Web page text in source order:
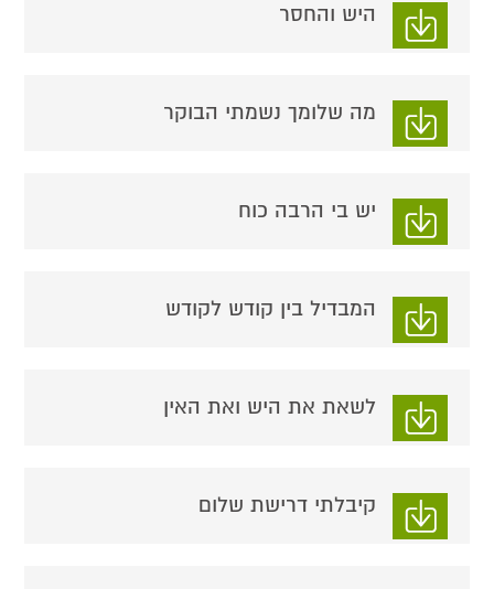
היש והחסר
מה שלומך נשמתי הבוקר
יש בי הרבה כוח
המבדיל בין קודש לקודש
לשאת את היש ואת האין
קיבלתי דרישת שלום